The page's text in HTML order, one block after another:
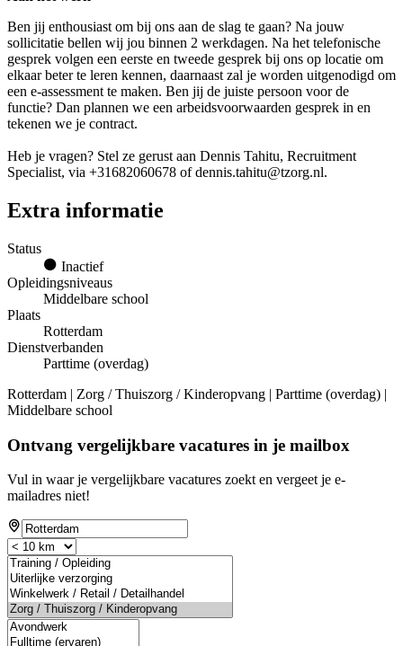
Ben jij enthousiast om bij ons aan de slag te gaan? Na jouw
sollicitatie bellen wij jou binnen 2 werkdagen. Na het telefonische
gesprek volgen een eerste en tweede gesprek bij ons op locatie om
elkaar beter te leren kennen, daarnaast zal je worden uitgenodigd om
een e-assessment te maken. Ben jij de juiste persoon voor de
functie? Dan plannen we een arbeidsvoorwaarden gesprek in en
tekenen we je contract.
Heb je vragen? Stel ze gerust aan Dennis Tahitu, Recruitment
Specialist, via +31682060678 of dennis.tahitu@tzorg.nl.
Extra informatie
Status
Inactief
Opleidingsniveaus
Middelbare school
Plaats
Rotterdam
Dienstverbanden
Parttime (overdag)
Rotterdam | Zorg / Thuiszorg / Kinderopvang | Parttime (overdag) |
Middelbare school
Ontvang vergelijkbare vacatures in je mailbox
Vul in waar je vergelijkbare vacatures zoekt en vergeet je e-
mailadres niet!